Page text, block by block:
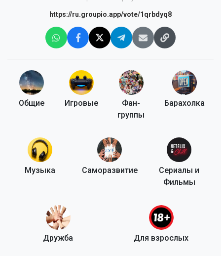
https://ru.groupio.app/vote/1qrbdyq8
Общие Игровые
Фан-
группы
Барахолка
Музыка Саморазвитие
Сериалы и
Фильмы
Дружба Для взрослых